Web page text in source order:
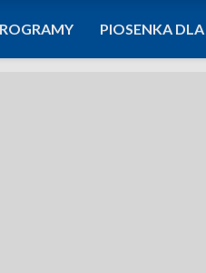
PIOSENKA DLA